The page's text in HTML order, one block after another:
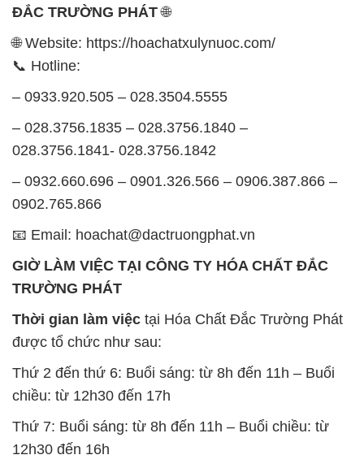
ĐẮC TRƯỜNG PHÁT🌐
🌐 Website: https://hoachatxulynuoc.com/
📞 Hotline:
– 0933.920.505 – 028.3504.5555
– 028.3756.1835 – 028.3756.1840 –
028.3756.1841- 028.3756.1842
– 0932.660.696 – 0901.326.566 – 0906.387.866 –
0902.765.866
📧 Email: hoachat@dactruongphat.vn
GIỜ LÀM VIỆC TẠI CÔNG TY HÓA CHẤT ĐẮC
TRƯỜNG PHÁT
Thời gian làm việc tại Hóa Chất Đắc Trường Phát
được tổ chức như sau:
Thứ 2 đến thứ 6: Buổi sáng: từ 8h đến 11h – Buổi
chiều: từ 12h30 đến 17h
Thứ 7: Buổi sáng: từ 8h đến 11h – Buổi chiều: từ
12h30 đến 16h